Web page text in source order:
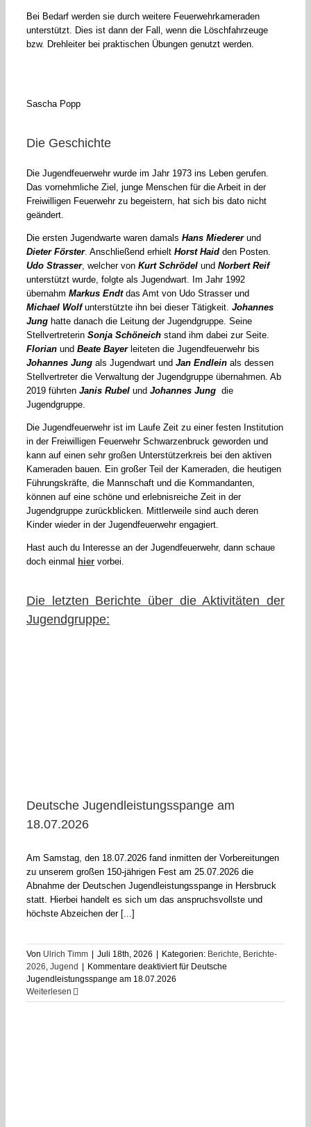
Bei Bedarf werden sie durch weitere Feuerwehrkameraden
unterstützt. Dies ist dann der Fall, wenn die Löschfahrzeuge
bzw. Drehleiter bei praktischen Übungen genutzt werden.
Sascha Popp
Die Geschichte
Die Jugendfeuerwehr wurde im Jahr 1973 ins Leben gerufen.
Das vornehmliche Ziel, junge Menschen für die Arbeit in der
Freiwilligen Feuerwehr zu begeistern, hat sich bis dato nicht
geändert.
Die ersten Jugendwarte waren damals Hans Miedererund
Dieter Förster. Anschließend erhielt Horst Haidden Posten.
Udo Strasser, welcher von Kurt Schrödelund Norbert Reif
unterstützt wurde, folgte als Jugendwart. Im Jahr 1992
übernahm Markus Endtdas Amt von Udo Strasser und
Michael Wolfunterstützte ihn bei dieser Tätigkeit. Johannes
Junghatte danach die Leitung der Jugendgruppe. Seine
Stellvertreterin Sonja Schöneichstand ihm dabei zur Seite.
Florianund Beate Bayerleiteten die Jugendfeuerwehr bis
Johannes Jungals Jugendwart und Jan Endleinals dessen
Stellvertreter die Verwaltung der Jugendgruppe übernahmen. Ab
2019 führten Janis Rubel und Johannes Jung die
Jugendgruppe.
Die Jugendfeuerwehr ist im Laufe Zeit zu einer festen Institution
in der Freiwilligen Feuerwehr Schwarzenbruck geworden und
kann auf einen sehr großen Unterstützerkreis bei den aktiven
Kameraden bauen. Ein großer Teil der Kameraden, die heutigen
Führungskräfte, die Mannschaft und die Kommandanten,
können auf eine schöne und erlebnisreiche Zeit in der
Jugendgruppe zurückblicken. Mittlerweile sind auch deren
Kinder wieder in der Jugendfeuerwehr engagiert.
Hast auch du Interesse an der Jugendfeuerwehr, dann schaue
doch einmal hiervorbei.
Die letzten Berichte über die Aktivitäten der
Jugendgruppe:
Deutsche Jugendleistungsspange am
18.07.2026
Am Samstag, den 18.07.2026 fand inmitten der Vorbereitungen
zu unserem großen 150-jährigen Fest am 25.07.2026 die
Abnahme der Deutschen Jugendleistungsspange in Hersbruck
statt. Hierbei handelt es sich um das anspruchsvollste und
höchste Abzeichen der [...]
Von Ulrich Timm Juli 18th, 2026 Kategorien: Berichte, Berichte-
2026, Jugend Kommentare deaktiviertfür Deutsche
Jugendleistungsspange am 18.07.2026
Weiterlesen